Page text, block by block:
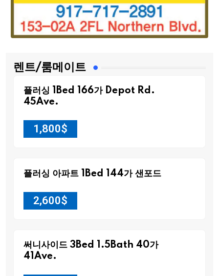
렌트/룸메이트
플러싱 1Bed 166가 Depot Rd.
45Ave.
1,800$
플러싱 아파트 1Bed 144가 샌포드
2,600$
써니사이드 3Bed 1.5Bath 40가
41Ave.